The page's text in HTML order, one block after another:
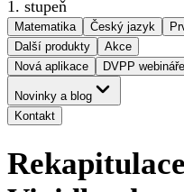
1. stupeň
Matematika Český jazyk
Další produkty
Akce
Nová aplikace
DVPP webináře
Novinky a blog
Kontakt